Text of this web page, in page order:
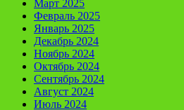
Март 2025
Февраль 2025
Январь 2025
Декабрь 2024
Ноябрь 2024
Октябрь 2024
Сентябрь 2024
Август 2024
Июль 2024